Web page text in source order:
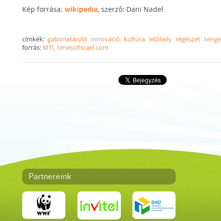
Kép forrása:wikipedia, szerző: Dani Nadel
címkék:gabonatároló innováció kultúra lelőhely régészet
forrás: MTI, timesofisrael.com
Partnereink